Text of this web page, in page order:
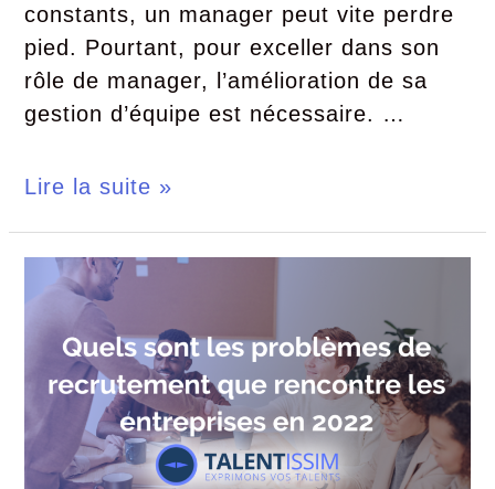
constants, un manager peut vite perdre
pied. Pourtant, pour exceller dans son
rôle de manager, l’amélioration de sa
gestion d’équipe est nécessaire. …
Lire la suite »